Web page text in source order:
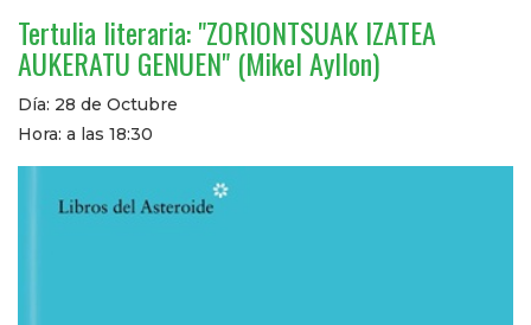
Tertulia literaria: "ZORIONTSUAK IZATEA
AUKERATU GENUEN" (Mikel Ayllon)
Día: 28 de Octubre
Hora: a las 18:30